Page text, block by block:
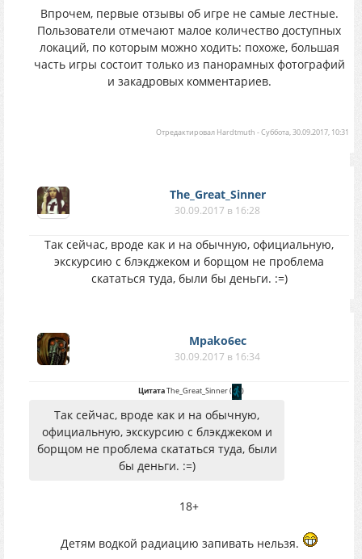
Впрочем, первые отзывы об игре не самые лестные.
Пользователи отмечают малое количество доступных
локаций, по которым можно ходить: похоже, большая
часть игры состоит только из панорамных фотографий
и закадровых комментариев.
Отредактировал Hardtmuth -Суббота, 30.09.2017, 10:31
The_Great_Sinner
30.09.2017 в 16:28
Так сейчас, вроде как и на обычную, официальную,
экскурсию с блэкджеком и борщом не проблема
скататься туда, были бы деньги. :=)
Mpako6ec
30.09.2017 в 16:34
ЦитатаThe_Great_Sinner( )
Так сейчас, вроде как и на обычную,
официальную, экскурсию с блэкджеком и
борщом не проблема скататься туда, были
бы деньги. :=)
18+
Детям водкой радиацию запивать нельзя.